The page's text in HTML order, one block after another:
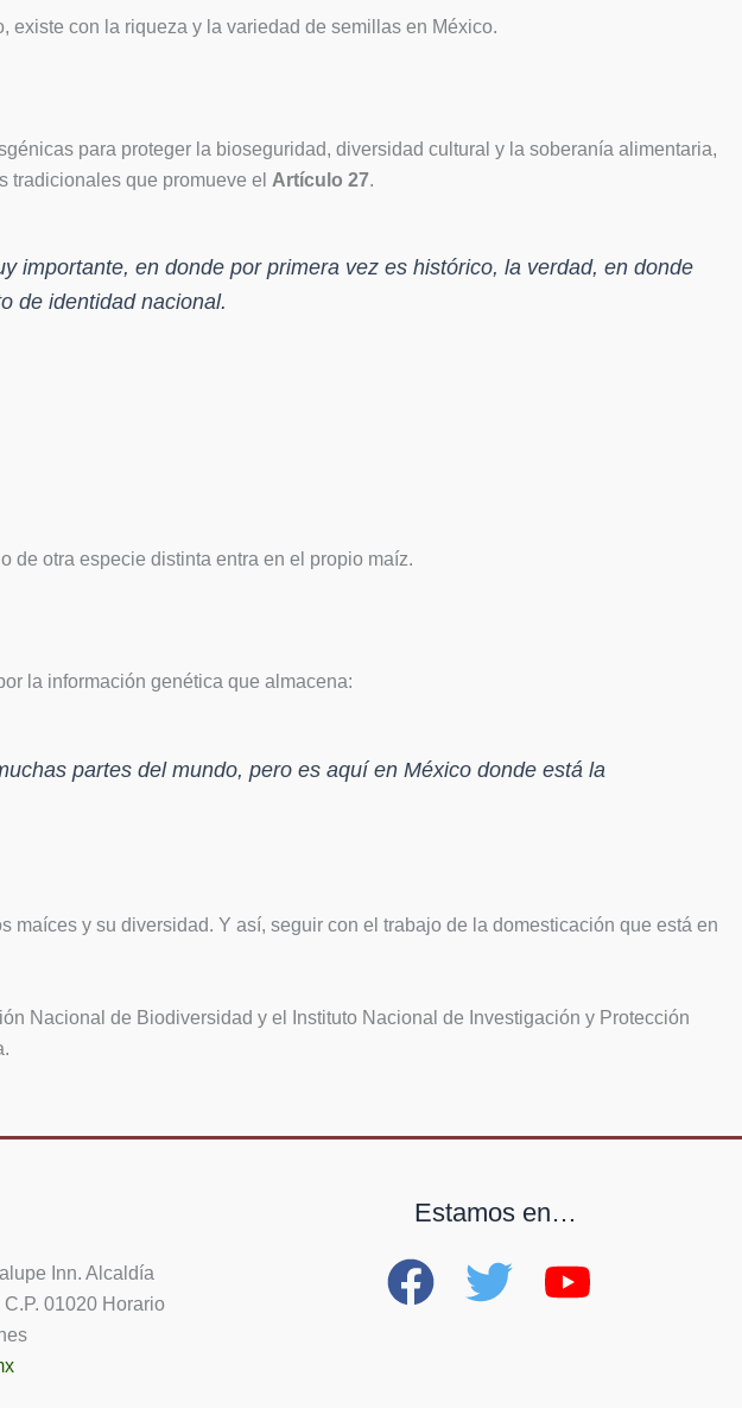
existe con la riqueza y la variedad de semillas en México.
para proteger la bioseguridad, diversidad cultural y la soberanía alimentaria,
tradicionales que promueve el Artículo 27.
importante, en donde por primera vez es histórico, la verdad, en donde
de identidad nacional.
de otra especie distinta entra en el propio maíz.
la información genética que almacena:
partes del mundo, pero es aquí en México donde está la
maíces y su diversidad. Y así, seguir con el trabajo de la domesticación que está en
Nacional de Biodiversidad y el Instituto Nacional de Investigación y Protección
Inn. Alcaldía
01020 Horario
Estamos en…